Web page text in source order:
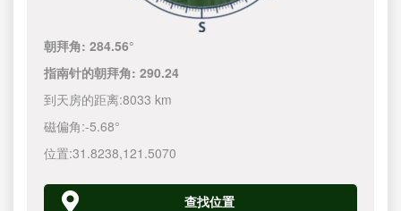
朝拜角:284.56°
指南针的朝拜角:290.24
到天房的距离:8033 km
磁偏角:-5.68°
位置:31.8238,121.5070
查找位置